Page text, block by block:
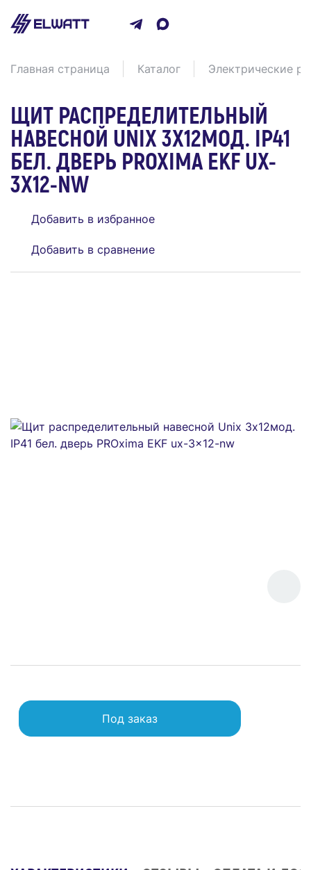
Главная страница Каталог Электрические
ЩИТ РАСПРЕДЕЛИТЕЛЬНЫЙ
НАВЕСНОЙ UNIX 3Х12МОД. IP41
БЕЛ. ДВЕРЬ PROXIMA EKF UX-
3X12-NW
Добавить в избранное
Добавить в сравнение
Под заказ